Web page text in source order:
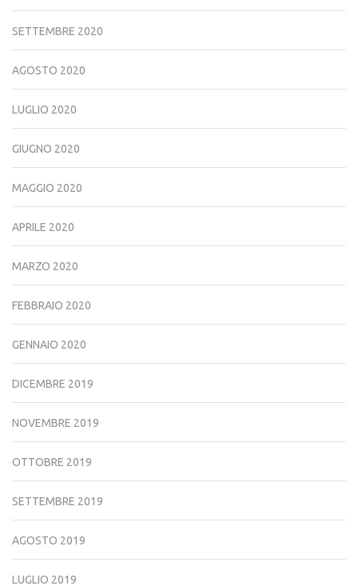
SETTEMBRE 2020
AGOSTO 2020
LUGLIO 2020
GIUGNO 2020
MAGGIO 2020
APRILE 2020
MARZO 2020
FEBBRAIO 2020
GENNAIO 2020
DICEMBRE 2019
NOVEMBRE 2019
OTTOBRE 2019
SETTEMBRE 2019
AGOSTO 2019
LUGLIO 2019